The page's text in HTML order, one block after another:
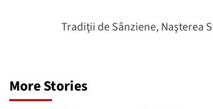
Tradiţii de Sânziene, Naşterea
More Stories